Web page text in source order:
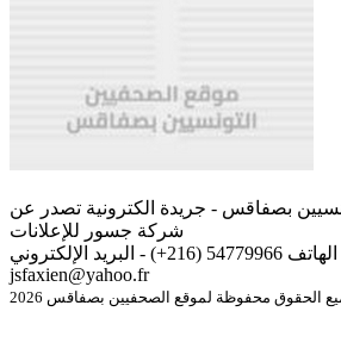
بصفاقس - جريدة الكترونية تصدر عن
شركة جسور للإعلانات
للإتصال أو نشر الردود الهاتف 54779966 (216+) - البريد الإلكتروني
jsfaxien@yahoo.fr
الحقوق محفوظة لموقع الصحفيين بصفاقس 2026